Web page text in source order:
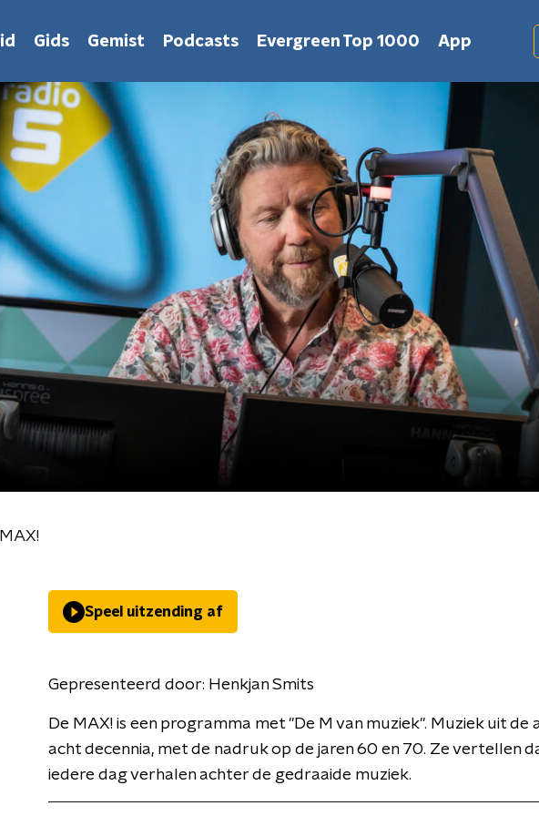
Gids Gemist Podcasts Evergreen Top 1000 App
Speel uitzending af
Gepresenteerd door: Henkjan Smits
De MAX! is een programma met ''De M van muziek''. Muziek uit de
acht decennia, met de nadruk op de jaren 60 en 70. Ze vertellen
iedere dag verhalen achter de gedraaide muziek.